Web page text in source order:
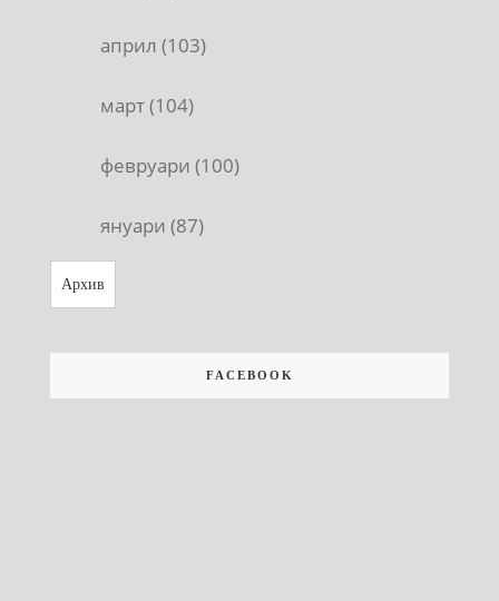
април (103)
март (104)
февруари (100)
януари (87)
Архив
FACEBOOK